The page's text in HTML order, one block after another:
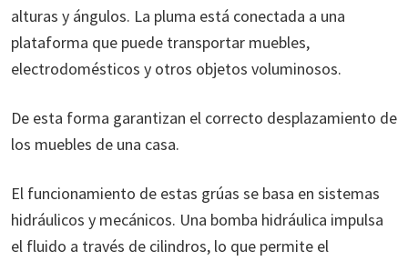
alturas y ángulos. La pluma está conectada a una
plataforma que puede transportar muebles,
electrodomésticos y otros objetos voluminosos.
De esta forma garantizan el correcto desplazamiento de
los muebles de una casa.
El funcionamiento de estas grúas se basa en sistemas
hidráulicos y mecánicos. Una bomba hidráulica impulsa
el fluido a través de cilindros, lo que permite el